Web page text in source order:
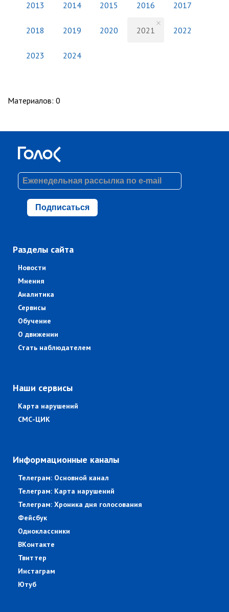
2013 2014 2015 2016 2017
2018 2019 2020 2021 2022
2023 2024
Материалов: 0
Подписаться
Разделы сайта
Новости
Мнения
Аналитика
Сервисы
Обучение
О движении
Стать наблюдателем
Наши сервисы
Карта нарушений
СМС-ЦИК
Информационные каналы
Телеграм: Основной канал
Телеграм: Карта нарушений
Телеграм: Хроника дня голосования
Фейсбук
Одноклассники
ВКонтакте
Твиттер
Инстаграм
Ютуб